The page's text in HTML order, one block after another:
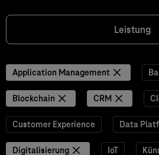
Leistung
Application Management
Blockchain CRM
Customer Experience Data
Digitalisierung IoT